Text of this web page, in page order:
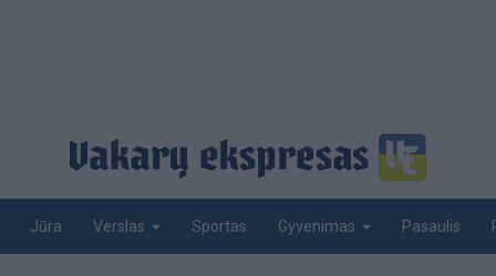
Jūra Verslas Sportas Gyvenimas Pasaulis